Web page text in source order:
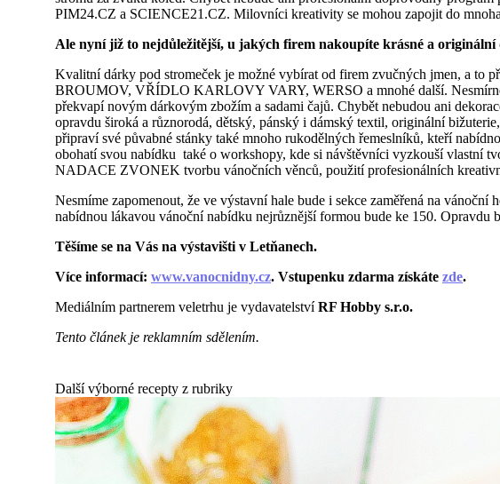
PIM24.CZ a SCIENCE21.CZ. Milovníci kreativity se mohou zapojit do
Ale nyní již to nejdůležitější, u jakých firem nakoupíte krásné a originální
Kvalitní dárky pod stromeček je možné vybírat od firem zvučných jmen, a
BROUMOV, VŘÍDLO KARLOVY VARY, WERSO a mnohé další.
překvapí novým dárkovým zbožím a sadami čajů. Chybět nebudou ani
opravdu široká a různorodá, dětský, pánský i dámský textil, originální
připraví své půvabné stánky také mnoho rukodělných řemeslníků, kteří
obohatí svou nabídku také o workshopy, kde si návštěvníci vyzkouší vlastní
NADACE ZVONEK tvorbu vánočních věnců, použití profesionálních
Nesmíme zapomenout, že ve výstavní hale bude i sekce zaměřená na
nabídnou lákavou vánoční nabídku nejrůznější formou bude ke 150. Opravdu
Těšíme se na Vás na výstavišti v Letňanech.
Více informací: www.vanocnidny.cz. Vstupenku zdarma získáte zde.
Mediálním partnerem veletrhu je vydavatelstvíRF Hobby s.r.o.
Tento článek je reklamním sdělením.
Další výborné recepty z rubriky